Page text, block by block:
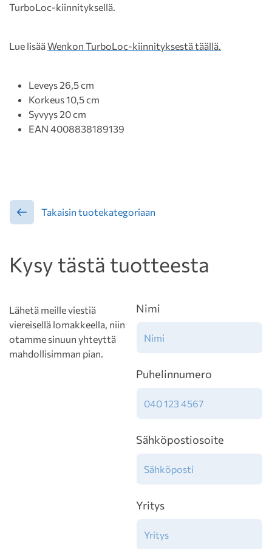
TurboLoc-kiinnityksellä.
Lue lisääWenkon TurboLoc-kiinnityksestä täällä.
Leveys 26,5 cm
Korkeus 10,5 cm
Syvyys 20 cm
EAN 4008838189139
Takaisin tuotekategoriaan
Kysy tästä tuotteesta
Lähetä meille viestiä
viereisellä lomakkeella, niin
otamme sinuun yhteyttä
mahdollisimman pian.
Nimi
Puhelinnumero
Sähköpostiosoite
Yritys